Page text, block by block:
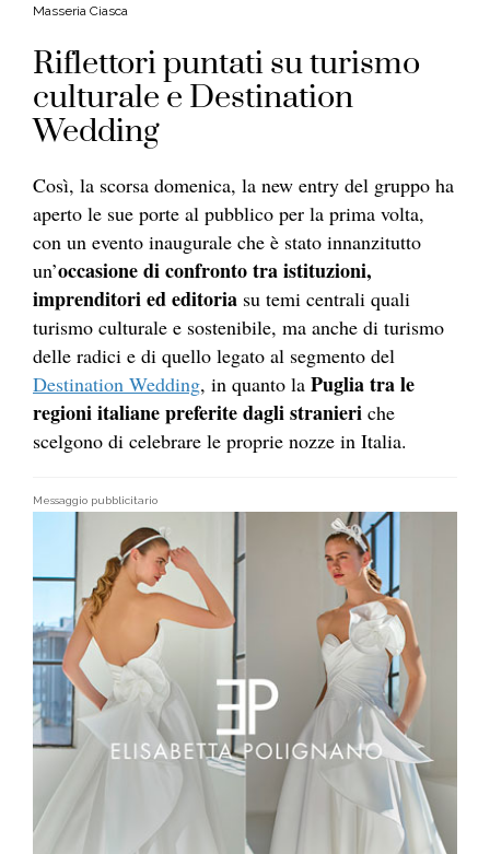
Masseria Ciasca
Riflettori puntati su turismo
culturale e Destination
Wedding
Così, la scorsa domenica, la new entry del gruppo ha
aperto le sue porte al pubblico per la prima volta,
con un evento inaugurale che è stato innanzitutto
un’occasione di confronto tra istituzioni,
imprenditori ed editoria su temi centrali quali
turismo culturale e sostenibile, ma anche di turismo
delle radici e di quello legato al segmento del
Destination Wedding, in quanto la Puglia tra le
regioni italiane preferite dagli stranieri che
scelgono di celebrare le proprie nozze in Italia.
Messaggio pubblicitario